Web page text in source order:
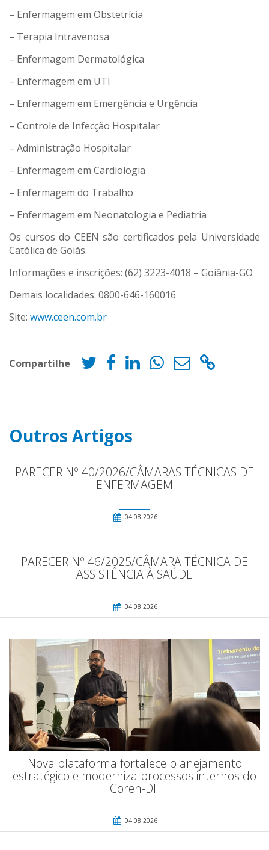
– Enfermagem em Obstetrícia
– Terapia Intravenosa
– Enfermagem Dermatológica
– Enfermagem em UTI
– Enfermagem em Emergência e Urgência
– Controle de Infecção Hospitalar
– Administração Hospitalar
– Enfermagem em Cardiologia
– Enfermagem do Trabalho
– Enfermagem em Neonatologia e Pediatria
Os cursos do CEEN são certificados pela Universidade
Católica de Goiás.
Informações e inscrições: (62) 3223-4018 – Goiânia-GO
Demais localidades: 0800-646-160016
Site: www.ceen.com.br
Compartilhe
Outros Artigos
PARECER Nº 40/2026/CÂMARAS TÉCNICAS DE
ENFERMAGEM
04.08.2026
PARECER Nº 46/2025/CÂMARA TÉCNICA DE
ASSISTÊNCIA À SAÚDE
04.08.2026
Nova plataforma fortalece planejamento
estratégico e moderniza processos internos do
Coren-DF
04.08.2026